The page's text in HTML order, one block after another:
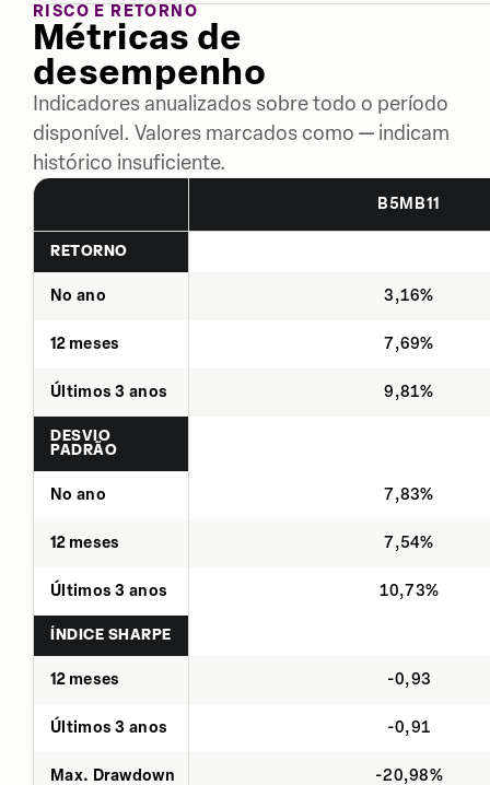
RISCO E RETORNO
Métricas de
desempenho
Indicadores anualizados sobre todo o período
disponível. Valores marcados como — indicam
histórico insuficiente.
B5MB11
RETORNO
No ano 3,16%
12 meses 7,69%
Últimos 3 anos 9,81%
DESVIO
PADRÃO
No ano 7,83%
12 meses 7,54%
Últimos 3 anos 10,73%
ÍNDICE SHARPE
12 meses -0,93
Últimos 3 anos -0,91
Max. Drawdown -20,98%